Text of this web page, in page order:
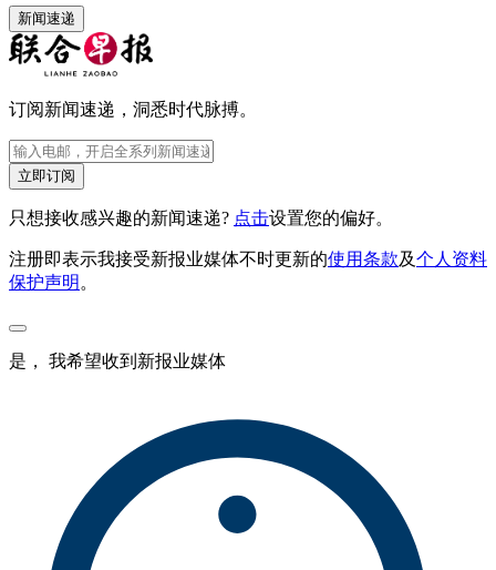
新闻速递
订阅新闻速递，洞悉时代脉搏。
立即订阅
只想接收感兴趣的新闻速递? 点击设置您的偏好。
注册即表示我接受新报业媒体不时更新的使用条款及个人资料
保护声明 。
是， 我希望收到新报业媒体